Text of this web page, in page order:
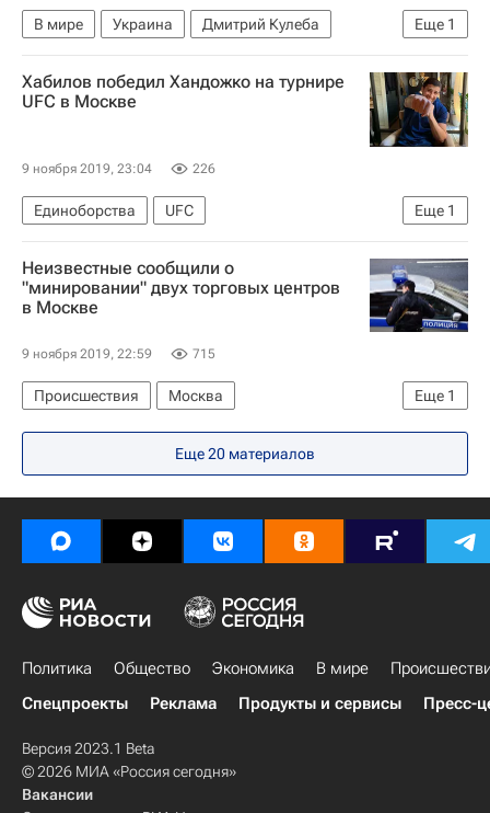
Еще 1
В мире Украина
Дмитрий Кулеба
Россия
Хабилов победил Хандожко на турнире
UFC в Москве
9 ноября 2019, 23:04 226
Еще 1
Единоборства
UFC
ММА (Смешанные единоборства)
Неизвестные сообщили о
"минировании" двух торговых центров
в Москве
9 ноября 2019, 22:59 715
Еще 1
Происшествия
Москва
Массовые звонки о "минировании" зданий в России
Еще 20 материалов
Политика Общество Экономика В мире
Спецпроекты
Реклама Продукты и сервисы Пресс-
Версия 2023.1 Beta
© 2026 МИА «Россия сегодня»
Вакансии